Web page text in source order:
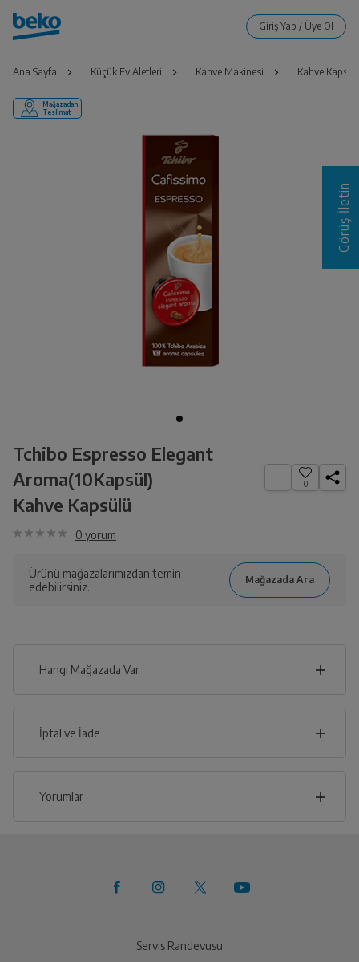
Ana Sayfa Küçük Ev Aletleri Kahve Makinesi Kahve
Mağazadan
Teslimat
Tchibo Espresso Elegant
Aroma(10Kapsül)
Kahve Kapsülü
0
0 yorum
Ürünü mağazalarımızdan temin
edebilirsiniz.
Hangi Mağazada Var
İptal ve İade
Siparişlerim sayfasından iade etmek istediğiniz ürünü
Yetkili Servis İade Randevusu
Oluşturun
Yorumlar
İlk yorumu sen yap!
Servis Randevusu
Görüş İletin